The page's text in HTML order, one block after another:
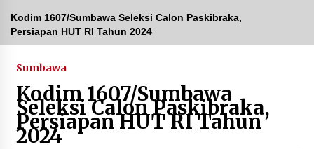
Kejaksaan KSB Mulai Lidik Mafia Tanah Desa
Sekongkang Bawah
2 tahun ago
Laporan Dugaan Pencabulan di Desa Sepayung
Kec. Plampang, Polres Sumbawa Pastikan
Proses Penyelidikan Berjalan Maksimal
4 minggu ago
Kodim 1607/Sumbawa Seleksi Calon Paskibraka,
Persiapan HUT RI Tahun 2024
Sumbawa
Kodim 1607/Sumbawa
Seleksi Calon Paskibraka,
Persiapan HUT RI Tahun
2024